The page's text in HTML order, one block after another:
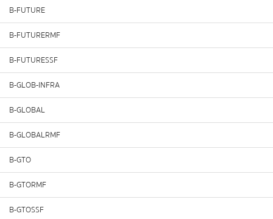
B-FUTURE
B-FUTURERMF
B-FUTURESSF
B-GLOB-INFRA
B-GLOBAL
B-GLOBALRMF
B-GTO
B-GTORMF
B-GTOSSF